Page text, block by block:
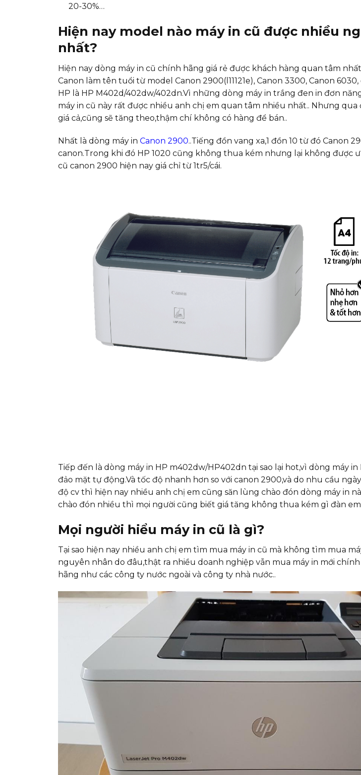
20-30%…
Hiện nay model nào máy in cũ được nhiều
nhất?
Hiện nay dòng máy in cũ chính hãng giá rẻ được khách hàng quan tâm
Canon làm tên tuổi từ model Canon 2900(l11121e), Canon 3300, Canon
HP là HP M402d/402dw/402dn.Vì những dòng máy in trắng đen in đơn
máy in cũ này rất được nhiều anh chị em quan tâm nhiều nhất.. Nhưng qua
giá cả,cũng sẽ tăng theo,thậm chí không có hàng để bán..
Nhất là dòng máy in Canon 2900..Tiếng đồn vang xa,1 đồn 10 từ đó Canon
canon.Trong khi đó HP 1020 cũng không thua kém nhưng lại không được
cũ canon 2900 hiện nay giá chỉ từ 1tr5/cái.
Tiếp đến là dòng máy in HP m402dw/HP402dn tại sao lại hot,vì dòng máy
đảo mặt tự động.Và tốc độ nhanh hơn so với canon 2900,và do nhu cầu
độ cv thì hiện nay nhiều anh chị em cũng săn lùng chào đón dòng máy in
chào đón nhiều thì mọi người cũng biết giá tăng không thua kém gì đàn
Mọi người hiểu máy in cũ là gì?
Tại sao hiện nay nhiều anh chị em tìm mua máy in cũ mà không tìm mua
nguyên nhân do đâu,thật ra nhiều doanh nghiệp vẫn mua máy in mới
hãng như các công ty nước ngoài và công ty nhà nước..